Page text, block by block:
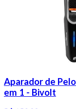
Aparador de
em 1 - Bivolt